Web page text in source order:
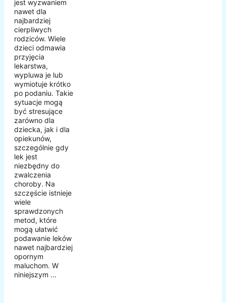
jest wyzwaniem
nawet dla
najbardziej
cierpliwych
rodziców. Wiele
dzieci odmawia
przyjęcia
lekarstwa,
wypluwa je lub
wymiotuje krótko
po podaniu. Takie
sytuacje mogą
być stresujące
zarówno dla
dziecka, jak i dla
opiekunów,
szczególnie gdy
lek jest
niezbędny do
zwalczenia
choroby. Na
szczęście istnieje
wiele
sprawdzonych
metod, które
mogą ułatwić
podawanie leków
nawet najbardziej
opornym
maluchom. W
niniejszym ...